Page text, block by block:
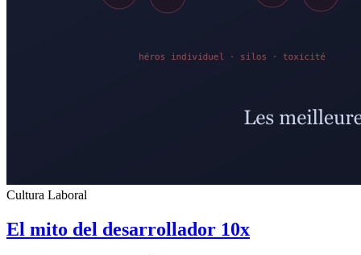
Cultura Laboral
El mito del desarrollador 10x